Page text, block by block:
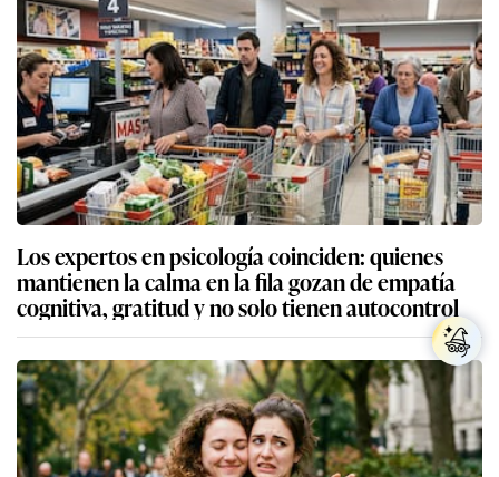
Los expertos en psicología coinciden: quienes
mantienen la calma en la fila gozan de empatía
cognitiva, gratitud y no solo tienen autocontrol